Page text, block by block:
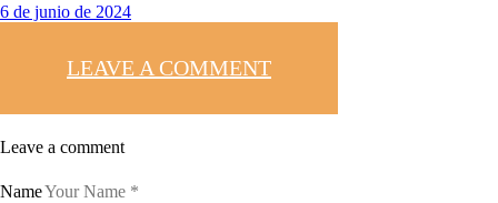
6 de junio de 2024
LEAVE A COMMENT
Leave a comment
Name